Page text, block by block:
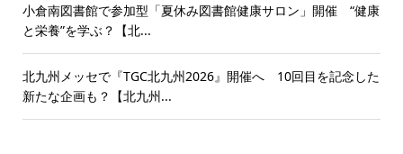
小倉南図書館で参加型「夏休み図書館健康サロン」開催 “健康
と栄養”を学ぶ？【北...
北九州メッセで『TGC北九州2026』開催へ 10回目を記念した
新たな企画も？【北九州...